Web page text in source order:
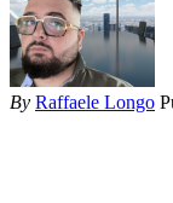
By Raffaele Longo